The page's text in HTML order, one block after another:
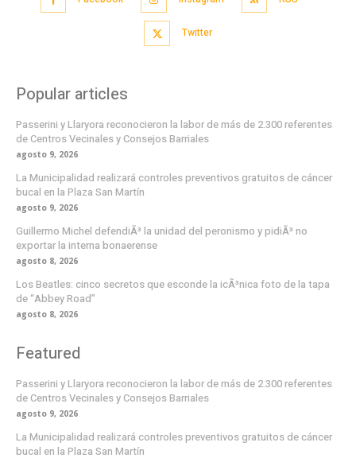
Twitter
Popular articles
Passerini y Llaryora reconocieron la labor de más de 2.300 referentes
de Centros Vecinales y Consejos Barriales
agosto 9, 2026
La Municipalidad realizará controles preventivos gratuitos de cáncer
bucal en la Plaza San Martín
agosto 9, 2026
Guillermo Michel defendiÃ³ la unidad del peronismo y pidiÃ³ no
exportar la interna bonaerense
agosto 8, 2026
Los Beatles: cinco secretos que esconde la icÃ³nica foto de la tapa
de “Abbey Road”
agosto 8, 2026
Featured
Passerini y Llaryora reconocieron la labor de más de 2.300 referentes
de Centros Vecinales y Consejos Barriales
agosto 9, 2026
La Municipalidad realizará controles preventivos gratuitos de cáncer
bucal en la Plaza San Martín